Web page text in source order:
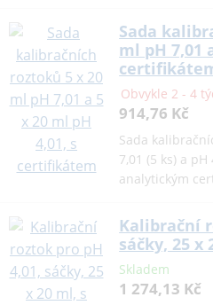
Sada
ml pH 7,01
Obvykle 2 - 4
914,76 Kč
Sada
7,01 (5 ks) a
analytickým
Kalibrační
sáčky, 25
Skladem
1 274,13 Kč